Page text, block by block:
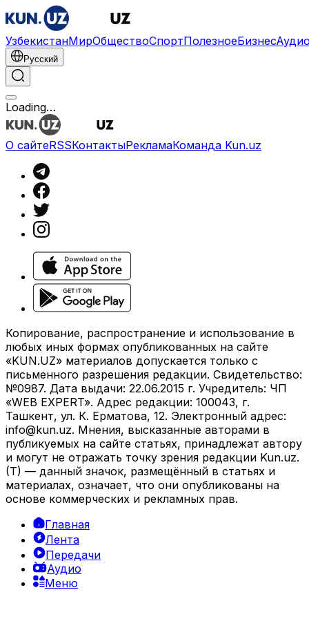
УзбекистанМирОбществоСпортПолезноеБизнес
Русский
Loading…
О сайтеRSSКонтактыРекламаКоманда Kun.uz
Копирование, распространение и использование в
любых иных формах опубликованных на сайте
«KUN.UZ» материалов допускается только с
письменного разрешения редакции. Свидетельство:
№0987. Дата выдачи: 22.06.2015 г. Учредитель: ЧП
«WEB EXPERT». Адрес редакции: 100043, г.
Ташкент, ул. К. Ерматова, 12. Электронный адрес:
info@kun.uz. Мнения, высказанные авторами в
публикуемых на сайте статьях, принадлежат автору
и могут не отражать точку зрения редакции Kun.uz.
(T) — данный значок, размещённый в статьях и
материалах, означает, что они опубликованы на
основе коммерческих и рекламных прав.
Главная
Лента
Передачи
Аудио
Меню